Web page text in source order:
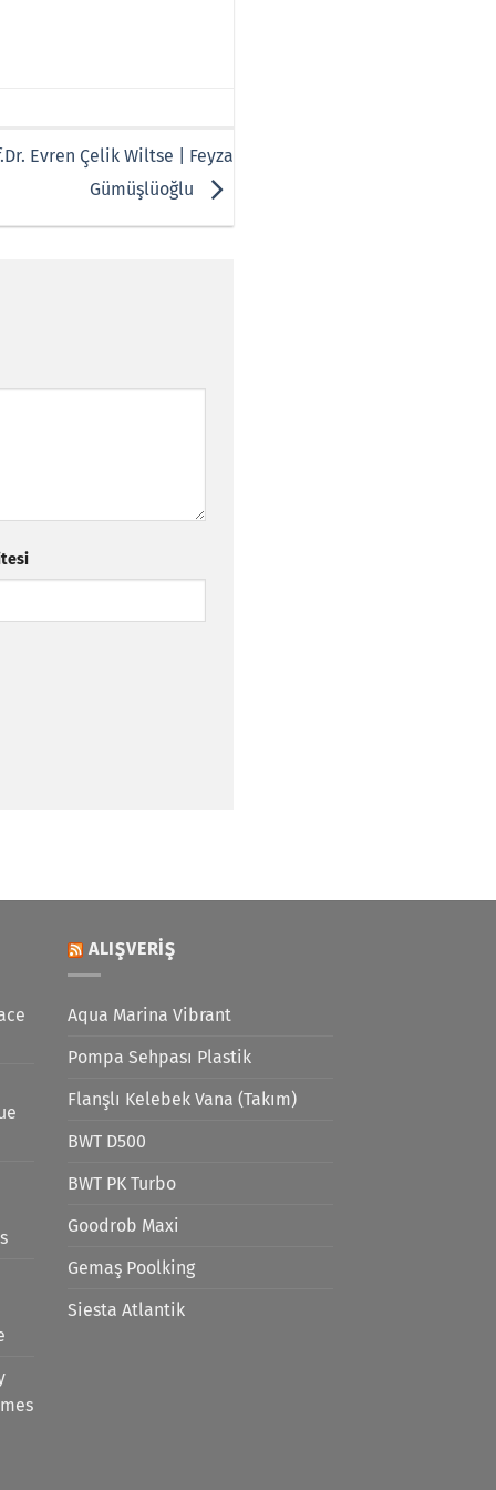
Evren Çelik Wiltse | Feyza
Gümüşlüoğlu
ALIŞVERIŞ
Aqua Marina Vibrant
Pompa Sehpası Plastik
Flanşlı Kelebek Vana (Takım)
BWT D500
BWT PK Turbo
Goodrob Maxi
Gemaş Poolking
Siesta Atlantik